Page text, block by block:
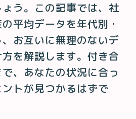
う。この記事では、社
平均データを年代別・
お互いに無理のないデ
を解説します。付き合
、あなたの状況に合っ
トが見つかるはずで